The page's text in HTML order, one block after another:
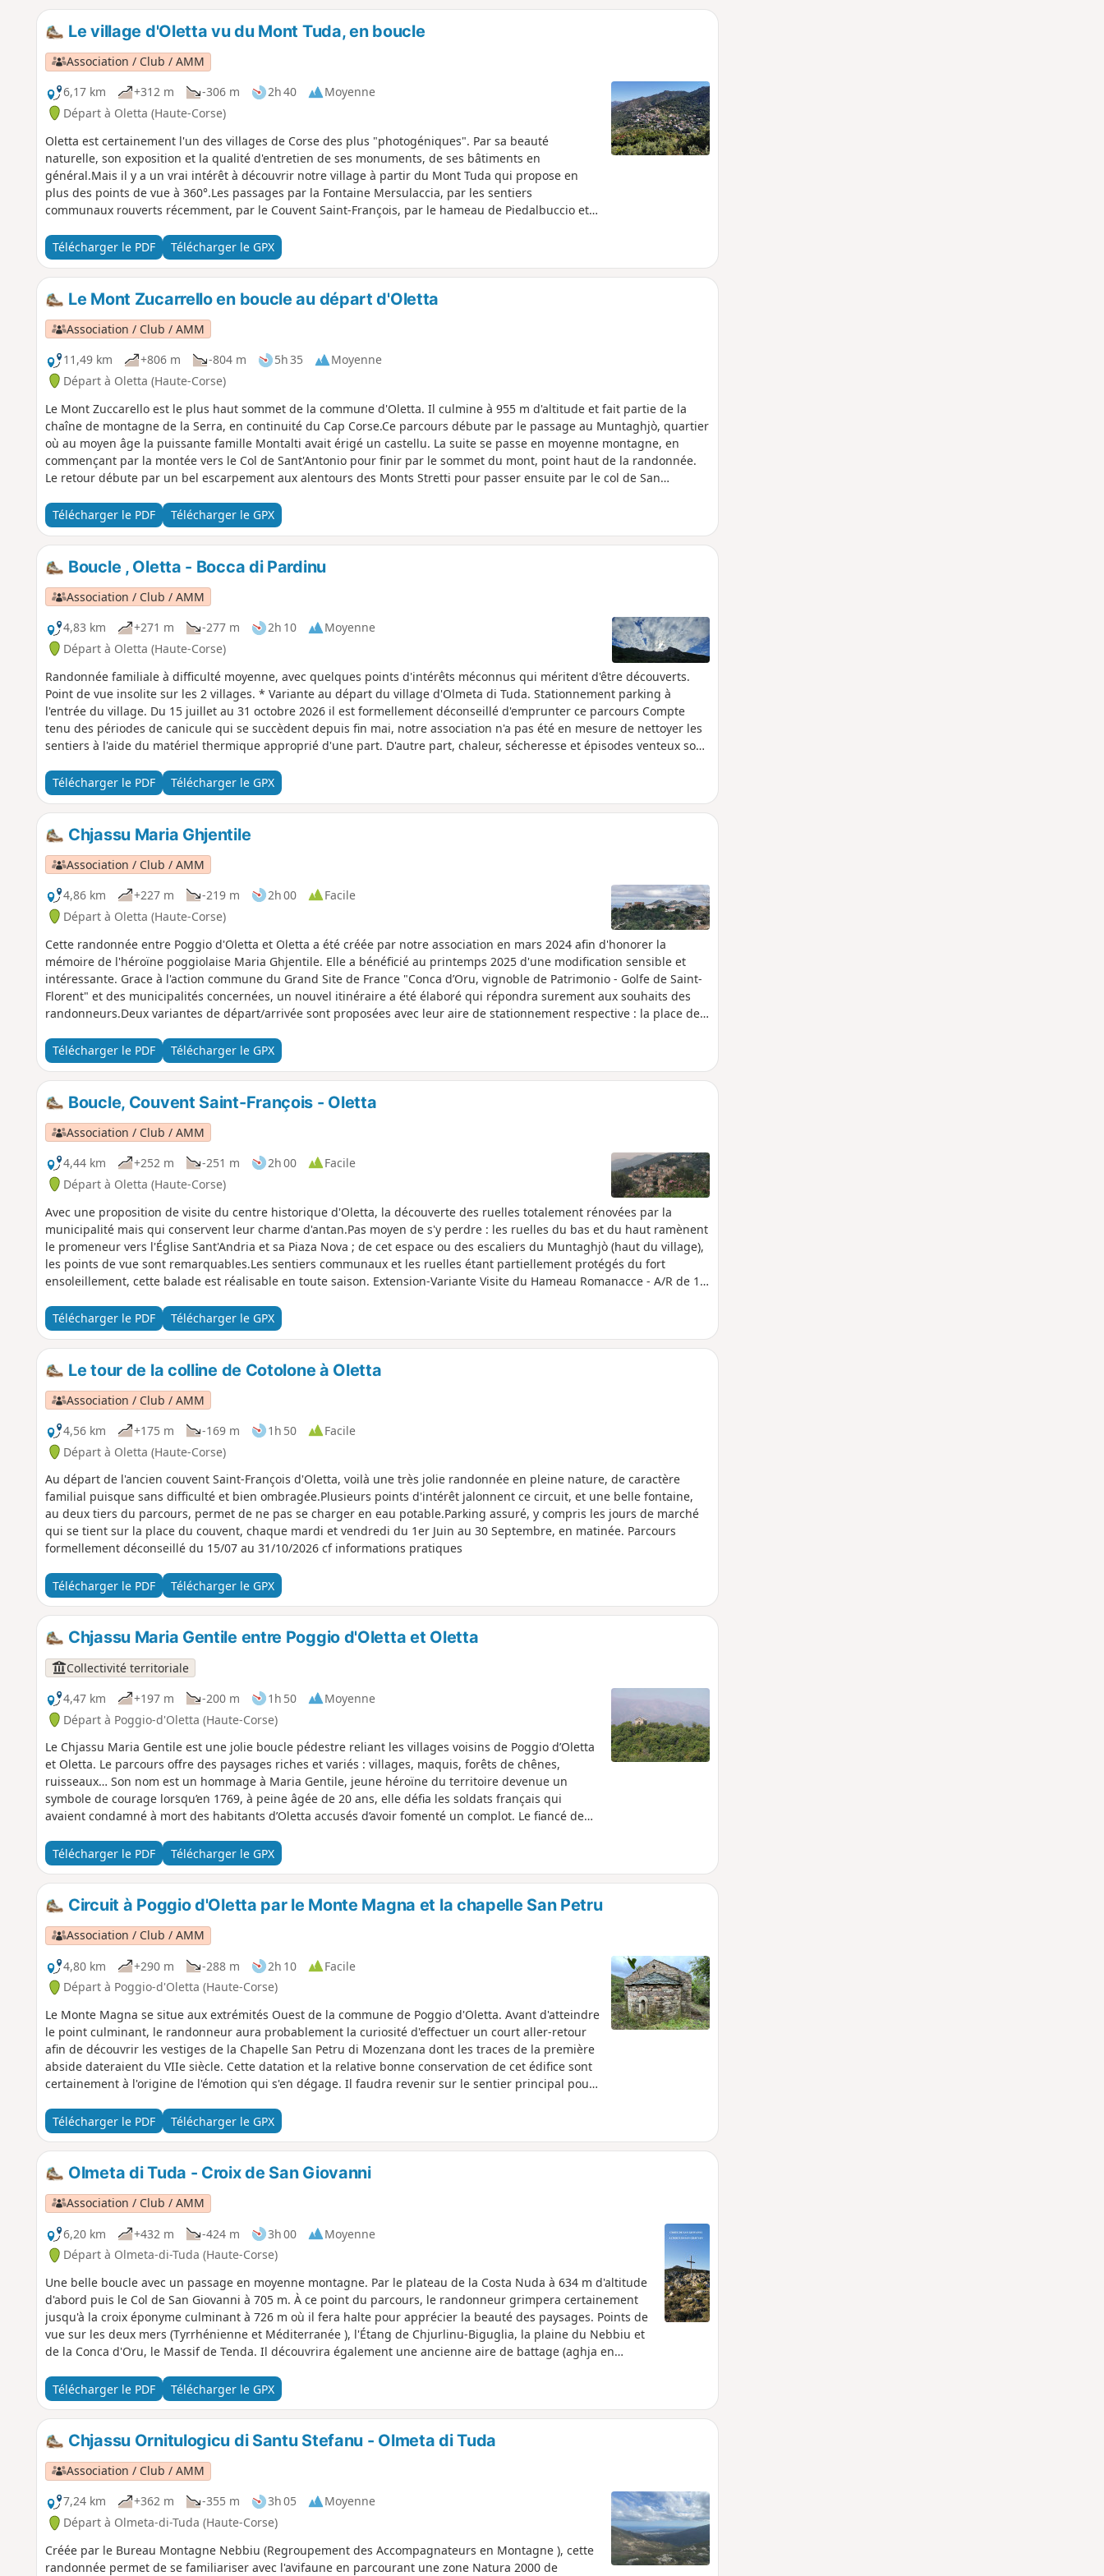
Le village d'Oletta vu du Mont Tuda, en boucle
Association / Club / AMM
6,17 km
+312 m -306 m 2h 40
Moyenne
Départ à Oletta (Haute-Corse)
Oletta est certainement l'un des villages de Corse des plus "photogéniques". Par sa beauté
naturelle, son exposition et la qualité d'entretien de ses monuments, de ses bâtiments en
général.Mais il y a un vrai intérêt à découvrir notre village à partir du Mont Tuda qui propose en
plus des points de vue à 360°.Les passages par la Fontaine Mersulaccia, par les sentiers
communaux rouverts récemment, par le Couvent Saint-François, par le hameau de Piedalbuccio et
du parcours afin de réaliser la montée vers le Mont Tuda sur sa face sud. Et ce quel que soit le point
de départ choisi (Parking Municipal rt D38 ou Couvent Saint François rt D82)." Voir restriction
d'utilisation du parcours en informations pratiques suite conditions météo
Télécharger le PDF Télécharger le GPX
Le Mont Zucarrello en boucle au départ d'Oletta
Association / Club / AMM
11,49 km
+806 m -804 m 5h 35
Moyenne
Départ à Oletta (Haute-Corse)
Le Mont Zuccarello est le plus haut sommet de la commune d'Oletta. Il culmine à 955 m d'altitude et fait partie de la
chaîne de montagne de la Serra, en continuité du Cap Corse.Ce parcours débute par le passage au Muntaghjò, quartier
où au moyen âge la puissante famille Montalti avait érigé un castellu. La suite se passe en moyenne montagne, en
commençant par la montée vers le Col de Sant'Antonio pour finir par le sommet du mont, point haut de la randonnée.
Le retour débute par un bel escarpement aux alentours des Monts Stretti pour passer ensuite par le col de San
jusqu'à Oletta. Du 15 juillet au 31 octobre 2026 il est formellement déconseillé d'emprunter ce parcours cf informations
pratiques
Télécharger le PDF Télécharger le GPX
Boucle , Oletta - Bocca di Pardinu
Association / Club / AMM
4,83 km
+271 m -277 m 2h 10
Moyenne
Départ à Oletta (Haute-Corse)
Randonnée familiale à difficulté moyenne, avec quelques points d'intérêts méconnus qui méritent d'être découverts.
Point de vue insolite sur les 2 villages. * Variante au départ du village d'Olmeta di Tuda. Stationnement parking à
l'entrée du village. Du 15 juillet au 31 octobre 2026 il est formellement déconseillé d'emprunter ce parcours Compte
tenu des périodes de canicule qui se succèdent depuis fin mai, notre association n'a pas été en mesure de nettoyer les
sentiers à l'aide du matériel thermique approprié d'une part. D'autre part, chaleur, sécheresse et épisodes venteux sont
extrêmes, il faut privilégier les randonnées courtes en bord de mer ou de rivière. Eviter tout itinéraire traversant le
maquis et/ ou atteignant les cols de moyenne montagne.
Télécharger le PDF Télécharger le GPX
Chjassu Maria Ghjentile
Association / Club / AMM
4,86 km
+227 m -219 m 2h 00
Facile
Départ à Oletta (Haute-Corse)
Cette randonnée entre Poggio d'Oletta et Oletta a été créée par notre association en mars 2024 afin d'honorer la
mémoire de l'héroïne poggiolaise Maria Ghjentile. Elle a bénéficié au printemps 2025 d'une modification sensible et
intéressante. Grace à l'action commune du Grand Site de France "Conca d’Oru, vignoble de Patrimonio - Golfe de Saint-
Florent" et des municipalités concernées, un nouvel itinéraire a été élaboré qui répondra surement aux souhaits des
randonneurs.Deux variantes de départ/arrivée sont proposées avec leur aire de stationnement respective : la place de
la modification de l'itinéraire entre la mairie de Poggio et l'église d'Oletta proposée par notre association permet
d'éviter la traversée puis le suivi sur 350m de la route de Poggio-D38. Voir restriction d'utilisation du parcours en
informations pratiques suite conditions météo
Télécharger le PDF Télécharger le GPX
Boucle, Couvent Saint-François - Oletta
Association / Club / AMM
4,44 km
+252 m -251 m 2h 00
Facile
Départ à Oletta (Haute-Corse)
Avec une proposition de visite du centre historique d'Oletta, la découverte des ruelles totalement rénovées par la
municipalité mais qui conservent leur charme d'antan.Pas moyen de s'y perdre : les ruelles du bas et du haut ramènent
le promeneur vers l'Église Sant'Andria et sa Piaza Nova ; de cet espace ou des escaliers du Muntaghjò (haut du village),
les points de vue sont remarquables.Les sentiers communaux et les ruelles étant partiellement protégés du fort
ensoleillement, cette balade est réalisable en toute saison. Extension-Variante Visite du Hameau Romanacce - A/R de 1
plus habité, il vit toujours à travers le Miracle du tableau de la Vierge qui s’y est déroulé en 1737". La maison où il s'est
produit se visite gratuitement tout comme la chapelle Saint Antoine attenante. Voir restriction d'utilisation du parcours
en informations pratiques suite conditions météo
Télécharger le PDF Télécharger le GPX
Le tour de la colline de Cotolone à Oletta
Association / Club / AMM
4,56 km
+175 m -169 m 1h 50
Facile
Départ à Oletta (Haute-Corse)
Au départ de l'ancien couvent Saint-François d'Oletta, voilà une très jolie randonnée en pleine nature, de caractère
familial puisque sans difficulté et bien ombragée.Plusieurs points d'intérêt jalonnent ce circuit, et une belle fontaine,
au deux tiers du parcours, permet de ne pas se charger en eau potable.Parking assuré, y compris les jours de marché
qui se tient sur la place du couvent, chaque mardi et vendredi du 1er Juin au 30 Septembre, en matinée. Parcours
formellement déconseillé du 15/07 au 31/10/2026 cf informations pratiques
Télécharger le PDF Télécharger le GPX
Chjassu Maria Gentile entre Poggio d'Oletta et Oletta
Collectivité territoriale
4,47 km
+197 m -200 m 1h 50
Moyenne
Départ à Poggio-d'Oletta (Haute-Corse)
Le Chjassu Maria Gentile est une jolie boucle pédestre reliant les villages voisins de Poggio d’Oletta
et Oletta. Le parcours offre des paysages riches et variés : villages, maquis, forêts de chênes,
ruisseaux… Son nom est un hommage à Maria Gentile, jeune héroïne du territoire devenue un
symbole de courage lorsqu’en 1769, à peine âgée de 20 ans, elle défia les soldats français qui
avaient condamné à mort des habitants d’Oletta accusés d’avoir fomenté un complot. Le fiancé de
recevoir une sépulture. Maria, n'acceptant pas d'abandonner le corps de son fiancé, décida de
braver l'interdit et, à la nuit tombée, partit le récupérer pour lui donner une sépulture. Depuis,
Maria Gentile est considérée comme l’Antigone corse.
Télécharger le PDF Télécharger le GPX
Circuit à Poggio d'Oletta par le Monte Magna et la chapelle San Petru
Association / Club / AMM
4,80 km
+290 m -288 m 2h 10
Facile
Départ à Poggio-d'Oletta (Haute-Corse)
Le Monte Magna se situe aux extrémités Ouest de la commune de Poggio d'Oletta. Avant d'atteindre
le point culminant, le randonneur aura probablement la curiosité d'effectuer un court aller-retour
afin de découvrir les vestiges de la Chapelle San Petru di Mozenzana dont les traces de la première
abside dateraient du VIIe siècle. Cette datation et la relative bonne conservation de cet édifice sont
certainement à l'origine de l'émotion qui s'en dégage. Il faudra revenir sur le sentier principal pour
exceptionnels. Outre les villages, la plaine du Nebbiu et le massif de Tenda, on peut admirer les
espaces du triptyque « Conca d’Oru – Vignoble de Patrimonio – Golfe de Saint-Florent » qui valent à
ce site naturel son appartenance au réseau des Grands Sites de France. Parcours formellement
déconseillé du 15/07 au 31/10/2026 cf informations pratiques
Télécharger le PDF Télécharger le GPX
Olmeta di Tuda - Croix de San Giovanni
Association / Club / AMM
6,20 km
+432 m -424 m 3h 00
Moyenne
Départ à Olmeta-di-Tuda (Haute-Corse)
Une belle boucle avec un passage en moyenne montagne. Par le plateau de la Costa Nuda à 634 m d'altitude
d'abord puis le Col de San Giovanni à 705 m. À ce point du parcours, le randonneur grimpera certainement
jusqu'à la croix éponyme culminant à 726 m où il fera halte pour apprécier la beauté des paysages. Points de
vue sur les deux mers (Tyrrhénienne et Méditerranée ), l'Étang de Chjurlinu-Biguglia, la plaine du Nebbiu et
de la Conca d'Oru, le Massif de Tenda. Il découvrira également une ancienne aire de battage (aghja en
Giovanni débute direction Ouest et se poursuit jusqu'à Bocca di Pardino, offrant de superbes panoramas sur
les vignobles de l'appellation Patrimonio, le Golfe de Saint Florent et le début du Cap Corse. Au col, le retour
se fait direction sud vers le village d'Olmeta di Tuda. Parcours formellement déconseillé du 15/07 au
31/10/2026 cf info pratiques
Télécharger le PDF Télécharger le GPX
Chjassu Ornitulogicu di Santu Stefanu - Olmeta di Tuda
Association / Club / AMM
7,24 km
+362 m -355 m 3h 05
Moyenne
Départ à Olmeta-di-Tuda (Haute-Corse)
Créée par le Bureau Montagne Nebbiu (Regroupement des Accompagnateurs en Montagne ), cette
randonnée permet de se familiariser avec l'avifaune en parcourant une zone Natura 2000 de